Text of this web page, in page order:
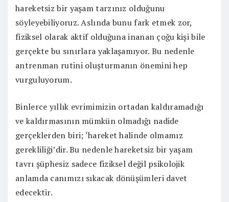
hareketsiz bir yaşam tarzınız olduğunu
söyleyebiliyoruz. Aslında bunu fark etmek zor,
fiziksel olarak aktif olduğuna inanan çoğu kişi bile
gerçekte bu sınırlara yaklaşamıyor. Bu nedenle
antrenman rutini oluşturmanın önemini hep
vurguluyorum.
Binlerce yıllık evrimimizin ortadan kaldıramadığı
ve kaldırmasının mümkün olmadığı nadide
gerçeklerden biri; ‘hareket halinde olmamız
gerekliliği’dir. Bu nedenle hareketsiz bir yaşam
tavrı şüphesiz sadece fiziksel değil psikolojik
anlamda canımızı sıkacak dönüşümleri davet
edecektir.